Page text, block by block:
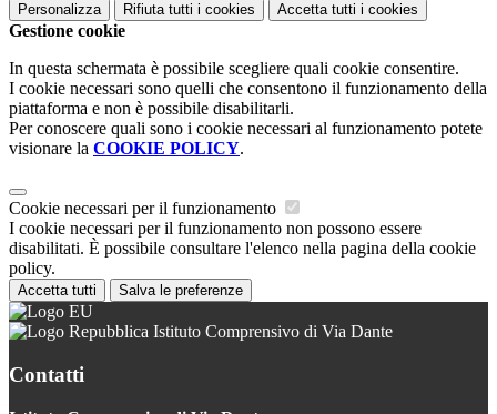
Personalizza Rifiuta tutti i cookies Accetta tutti i cookies
Gestione cookie
In questa schermata è possibile scegliere quali cookie consentire.
I cookie necessari sono quelli che consentono il funzionamento della
piattaforma e non è possibile disabilitarli.
Per conoscere quali sono i cookie necessari al funzionamento potete
visionare la COOKIE POLICY.
Cookie necessari per il funzionamento
I cookie necessari per il funzionamento non possono essere
disabilitati. È possibile consultare l'elenco nella pagina della cookie
policy.
Accetta tutti Salva le preferenze
Istituto Comprensivo di Via Dante
Contatti